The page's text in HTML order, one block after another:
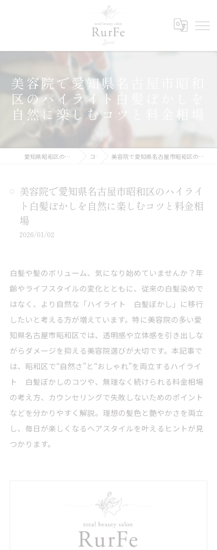
美容院で愛知県名古屋市昭和
区のハイライト白髪ぼかしを
自然に楽しむコツと料金相場
愛知県昭和区の美容院ならRurFe【ルルフェ】 コラム 美容院で愛知県名古屋市昭和区のハイライト白髪ぼかしを自然に楽しむコツと料金相場
美容院で愛知県名古屋市昭和区のハイライ
ト白髪ぼかしを自然に楽しむコツと料金相
場
2026/01/02
白髪や髪のボリューム、気になり始めていませんか？年
齢やライフスタイルの変化とともに、従来の白髪染めで
はなく、より自然な「ハイライト 白髪ぼかし」に移行
したいと考える方が増えています。特に美容院の多い愛
知県名古屋市昭和区では、透明感や立体感を引き出しな
がらダメージを抑える美容院選びが大切です。本記事で
は、昭和区で“自然さ”と“おしゃれ”を両立するハイライ
ト 白髪ぼかしのコツや、無理なく続けられる料金相場
の考え方、カウンセリングで失敗しないためのポイント
などを分かりやすく解説。理想の髪色と艶やかさを両立
し、毎日が楽しくなるヘアスタイルを叶えるヒントが見
つかります。